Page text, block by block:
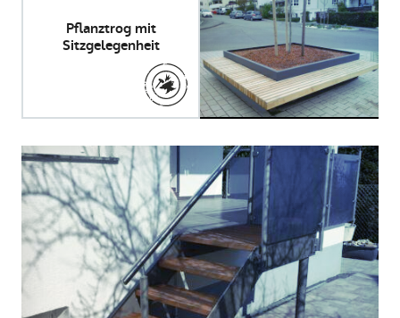
Pflanztrog mit
Sitzgelegenheit